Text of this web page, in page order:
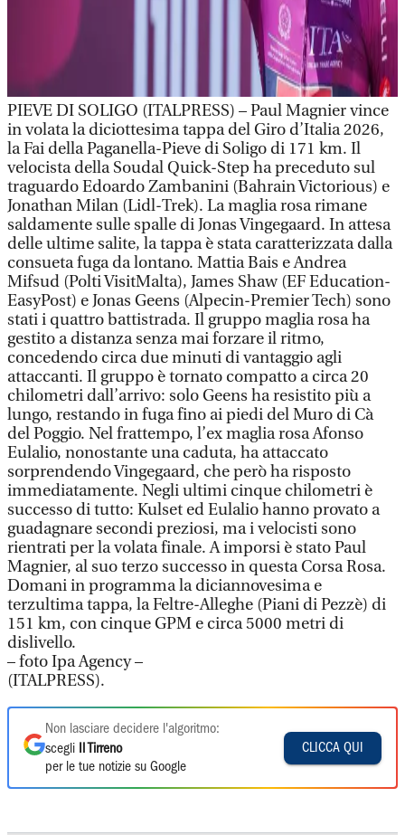
PIEVE DI SOLIGO (ITALPRESS) – Paul Magnier vince
in volata la diciottesima tappa del Giro d’Italia 2026,
la Fai della Paganella-Pieve di Soligo di 171 km. Il
velocista della Soudal Quick-Step ha preceduto sul
traguardo Edoardo Zambanini (Bahrain Victorious) e
Jonathan Milan (Lidl-Trek). La maglia rosa rimane
saldamente sulle spalle di Jonas Vingegaard. In attesa
delle ultime salite, la tappa è stata caratterizzata dalla
consueta fuga da lontano. Mattia Bais e Andrea
Mifsud (Polti VisitMalta), James Shaw (EF Education-
EasyPost) e Jonas Geens (Alpecin-Premier Tech) sono
stati i quattro battistrada. Il gruppo maglia rosa ha
gestito a distanza senza mai forzare il ritmo,
concedendo circa due minuti di vantaggio agli
attaccanti. Il gruppo è tornato compatto a circa 20
chilometri dall’arrivo: solo Geens ha resistito più a
lungo, restando in fuga fino ai piedi del Muro di Cà
del Poggio. Nel frattempo, l’ex maglia rosa Afonso
Eulalio, nonostante una caduta, ha attaccato
sorprendendo Vingegaard, che però ha risposto
immediatamente. Negli ultimi cinque chilometri è
successo di tutto: Kulset ed Eulalio hanno provato a
guadagnare secondi preziosi, ma i velocisti sono
rientrati per la volata finale. A imporsi è stato Paul
Magnier, al suo terzo successo in questa Corsa Rosa.
Domani in programma la diciannovesima e
terzultima tappa, la Feltre-Alleghe (Piani di Pezzè) di
151 km, con cinque GPM e circa 5000 metri di
dislivello.
– foto Ipa Agency –
(ITALPRESS).
Non lasciare decidere l'algoritmo:
scegli
Il Tirreno
per le tue notizie su Google
CLICCA QUI